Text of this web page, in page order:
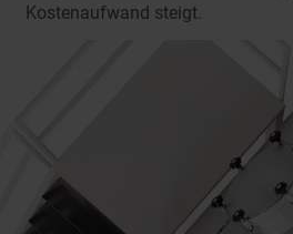
Kostenaufwand steigt.